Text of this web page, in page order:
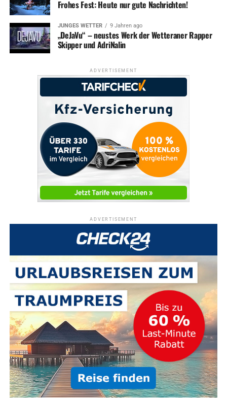
Frohes Fest: Heute nur gute Nachrichten!
JUNGES WETTER 9 Jahren ago
„DeJaVu“ – neustes Werk der Wetteraner Rapper
Skipper und AdriNalin
ADVERTISEMENT
ADVERTISEMENT